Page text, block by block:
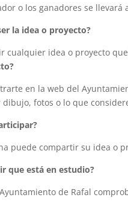
o los ganadores se
la idea o proyecto?
cualquier idea o proyecto
en la web del
fotos o lo que
puede compartir su idea o
que está en estudio?
de Rafal